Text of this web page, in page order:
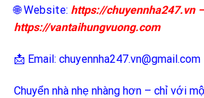
🌐 Website: https://chuyennha247.vn–
https://vantaihungvuong.com
📩 Email: chuyennha247.vn@gmail.com
Chuyển nhà nhẹ nhàng hơn – chỉ với